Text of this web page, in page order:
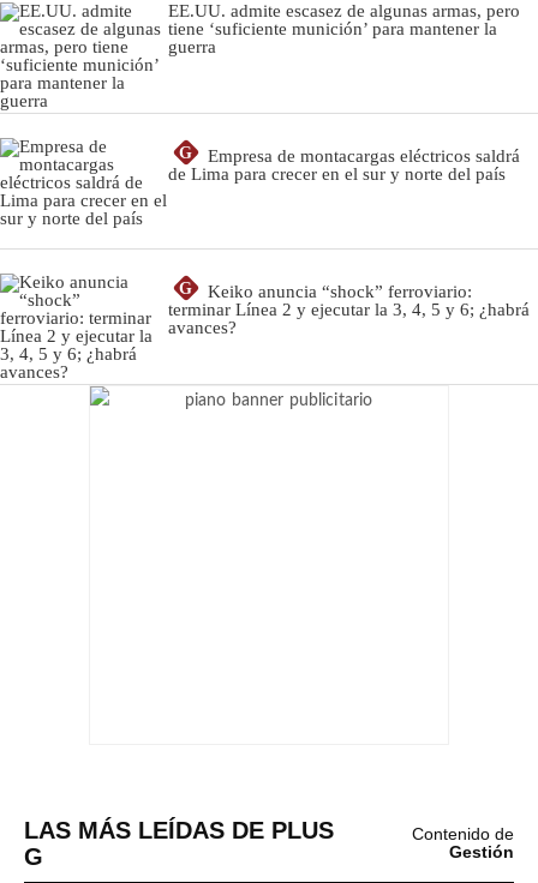
EE.UU. admite escasez de algunas armas, pero
tiene ‘suficiente munición’ para mantener la
guerra
G
Empresa de montacargas eléctricos saldrá
de Lima para crecer en el sur y norte del país
G
Keiko anuncia “shock” ferroviario:
terminar Línea 2 y ejecutar la 3, 4, 5 y 6; ¿habrá
avances?
LAS MÁS LEÍDAS DE PLUS
G
Contenido de
Gestión